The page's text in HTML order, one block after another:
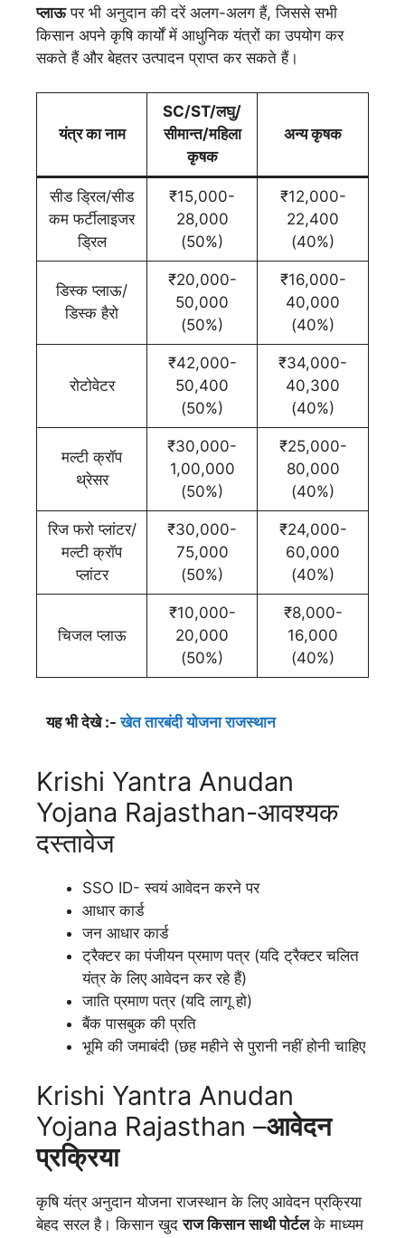
प्लाऊपर भी अनुदान की दरें अलग-अलग हैं, जिससे सभी
किसान अपने कृषि कार्यों में आधुनिक यंत्रों का उपयोग कर
सकते हैं और बेहतर उत्पादन प्राप्त कर सकते हैं।
यंत्र का नाम
SC/ST/लघु/
सीमान्त/महिला
कृषक
अन्य कृषक
सीड ड्रिल/सीड
कम फर्टीलाइजर
ड्रिल
₹15,000-
28,000
(50%)
₹12,000-
22,400
(40%)
डिस्क प्लाऊ/
डिस्क हैरो
₹20,000-
50,000
(50%)
₹16,000-
40,000
(40%)
रोटोवेटर
₹42,000-
50,400
(50%)
₹34,000-
40,300
(40%)
मल्टी क्रॉप
थ्रेसर
₹30,000-
1,00,000
(50%)
₹25,000-
80,000
(40%)
रिज फरो प्लांटर/
मल्टी क्रॉप
प्लांटर
₹30,000-
75,000
(50%)
₹24,000-
60,000
(40%)
चिजल प्लाऊ
₹10,000-
20,000
(50%)
₹8,000-
16,000
(40%)
यह भी देखे :-खेत तारबंदी योजना राजस्थान
Krishi Yantra Anudan
Yojana Rajasthan-आवश्यक
दस्तावेज
SSO ID- स्वयं आवेदन करने पर
आधार कार्ड
जन आधार कार्ड
ट्रैक्टर का पंजीयन प्रमाण पत्र (यदि ट्रैक्टर चलित
यंत्र के लिए आवेदन कर रहे हैं)
जाति प्रमाण पत्र (यदि लागू हो)
बैंक पासबुक की प्रति
भूमि की जमाबंदी (छह महीने से पुरानी नहीं होनी चाहिए
Krishi Yantra Anudan
Yojana Rajasthan –आवेदन
प्रक्रिया
कृषि यंत्र अनुदान योजना राजस्थान के लिए आवेदन प्रक्रिया
बेहद सरल है। किसान खुदराज किसान साथी पोर्टलके माध्यम